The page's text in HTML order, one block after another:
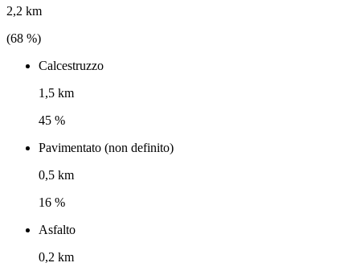
2,2 km
(68 %)
Calcestruzzo
1,5 km
45 %
Pavimentato (non definito)
0,5 km
16 %
Asfalto
0,2 km